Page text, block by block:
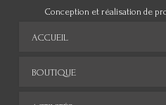
Conception et réalisation de
ACCUEIL
BOUTIQUE